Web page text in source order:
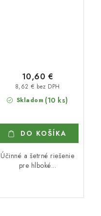
Skladom (10 ks)
8,62 € bez DPH
10,60 €
DO KOŠÍKA
Účinné a šetrné riešenie
pre hlboké...